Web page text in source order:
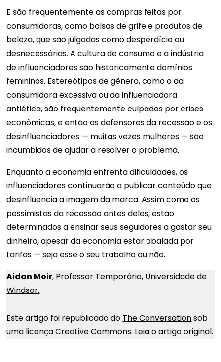
E são frequentemente as compras feitas por
consumidoras, como bolsas de grife e produtos de
beleza, que são julgadas como desperdício ou
desnecessárias.A cultura de consumoe aindústria
de influenciadoressão historicamente domínios
femininos. Estereótipos de gênero, como o da
consumidora excessiva ou da influenciadora
antiética, são frequentemente culpados por crises
econômicas, e então os defensores da recessão e os
desinfluenciadores — muitas vezes mulheres — são
incumbidos de ajudar a resolver o problema.
Enquanto a economia enfrenta dificuldades, os
influenciadores continuarão a publicar conteúdo que
desinfluencia a imagem da marca. Assim como os
pessimistas da recessão antes deles, estão
determinados a ensinar seus seguidores a gastar seu
dinheiro, apesar da economia estar abalada por
tarifas — seja esse o seu trabalho ou não.
Aidan Moir, Professor Temporário, Universidade de
Windsor.
Este artigo foi republicado do The Conversationsob
uma licença Creative Commons. Leia oartigo original.